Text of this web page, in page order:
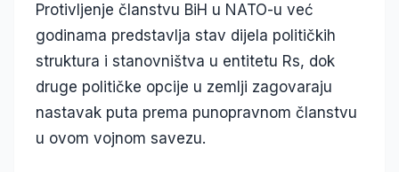
Protivljenje članstvu BiH u NATO-u već
godinama predstavlja stav dijela političkih
struktura i stanovništva u entitetu Rs, dok
druge političke opcije u zemlji zagovaraju
nastavak puta prema punopravnom članstvu
u ovom vojnom savezu.